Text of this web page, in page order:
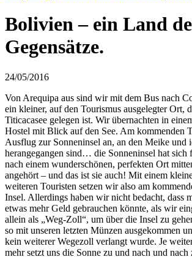
Bolivien – ein Land
Gegensätze.
24/05/2016
Von Arequipa aus sind wir mit dem Bus nach
ein kleiner, auf den Tourismus ausgelegter Ort,
Titicacasee gelegen ist. Wir übernachten in
Hostel mit Blick auf den See. Am kommenden
Ausflug zur Sonneninsel an, an den Meike und
herangegangen sind… die Sonneninsel hat sich
nach einem wunderschönen, perfekten Ort
angehört – und das ist sie auch! Mit einem
weiteren Touristen setzen wir also am
Insel. Allerdings haben wir nicht bedacht, dass
etwas mehr Geld gebrauchen könnte, als wir
allein als „Weg-Zoll“, um über die Insel zu
so mit unseren letzten Münzen ausgekommen
kein weiterer Wegezoll verlangt wurde. Je
mehr setzt uns die Sonne zu und nach und nach